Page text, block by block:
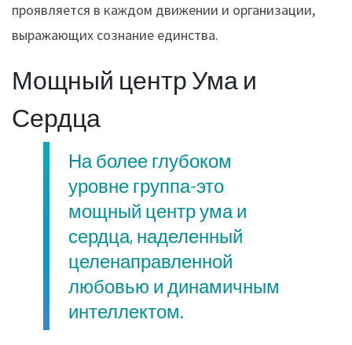
проявляется в каждом движении и организации,
выражающих сознание единства.
Мощный центр Ума и
Сердца
На более глубоком
уровне группа-это
мощный центр ума и
сердца, наделенный
целенаправленной
любовью и динамичным
интеллектом.